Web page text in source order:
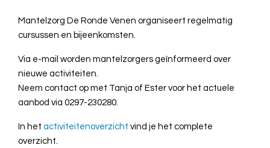
Mantelzorg De Ronde Venen organiseert regelmatig
cursussen en bijeenkomsten.
Via e-mail worden mantelzorgers geïnformeerd over
nieuwe activiteiten.
Neem contact op met Tanja of Ester voor het actuele
aanbod via 0297-230280.
In het activiteitenoverzicht vind je het complete
overzicht.